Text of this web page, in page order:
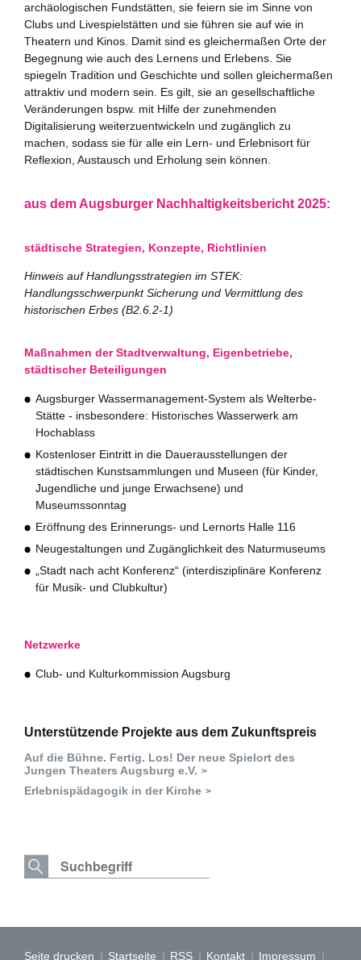
Weiterentwicklung 2021
Nachhaltigkeitsbeirat
Berichterstattung
Biostadt
Büro für Nachhaltigkeit
Aktuelles
archäologischen Fundstätten, sie feiern sie im Sinne von
Clubs und Livespielstätten und sie führen sie auf wie in
Theatern und Kinos. Damit sind es gleichermaßen Orte der
Begegnung wie auch des Lernens und Erlebens. Sie
spiegeln Tradition und Geschichte und sollen gleichermaßen
attraktiv und modern sein. Es gilt, sie an gesellschaftliche
Veränderungen bspw. mit Hilfe der zunehmenden
Digitalisierung weiterzuentwickeln und zugänglich zu
machen, sodass sie für alle ein Lern- und Erlebnisort für
Reflexion, Austausch und Erholung sein können.
aus dem Augsburger Nachhaltigkeitsbericht 2025:
städtische Strategien, Konzepte, Richtlinien
Hinweis auf Handlungsstrategien im STEK:
Handlungsschwerpunkt Sicherung und Vermittlung des
historischen Erbes (B2.6.2-1)
Maßnahmen der Stadtverwaltung, Eigenbetriebe,
städtischer Beteiligungen
Augsburger Wassermanagement-System als Welterbe-
Stätte - insbesondere: Historisches Wasserwerk am
Hochablass
Kostenloser Eintritt in die Dauerausstellungen der
städtischen Kunstsammlungen und Museen (für Kinder,
Jugendliche und junge Erwachsene) und
Museumssonntag
Eröffnung des Erinnerungs- und Lernorts Halle 116
Neugestaltungen und Zugänglichkeit des Naturmuseums
„Stadt nach acht Konferenz“ (interdisziplinäre Konferenz
für Musik- und Clubkultur)
Netzwerke
Club- und Kulturkommission Augsburg
Unterstützende Projekte aus dem Zukunftspreis
Auf die Bühne. Fertig. Los! Der neue Spielort des
Jungen Theaters Augsburg e.V.
Erlebnispädagogik in der Kirche
Seite drucken Startseite RSS Kontakt Impressum